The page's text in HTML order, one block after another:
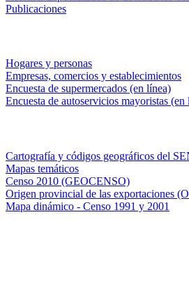
Publicaciones
Hogares y personas
Empresas, comercios y establecimientos
Encuesta de supermercados (en línea)
Encuesta de autoservicios mayoristas (en
Cartografía y códigos geográficos del
Mapas temáticos
Censo 2010 (GEOCENSO)
Origen provincial de las exportaciones
Mapa dinámico - Censo 1991 y 2001